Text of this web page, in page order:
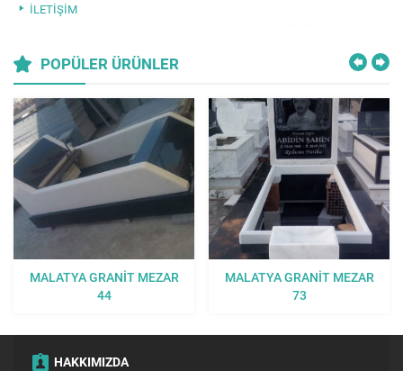
İLETIŞIM
POPÜLER ÜRÜNLER
MALATYA GRANIT MEZAR
44
MALATYA GRANIT MEZAR
73
HAKKIMIZDA